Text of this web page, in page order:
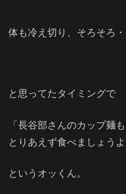
体も冷え切り、そろそろ・
と思ってたタイミングで
「長谷部さんのカップ麺
とりあえず食べましょうよ
というオッくん。